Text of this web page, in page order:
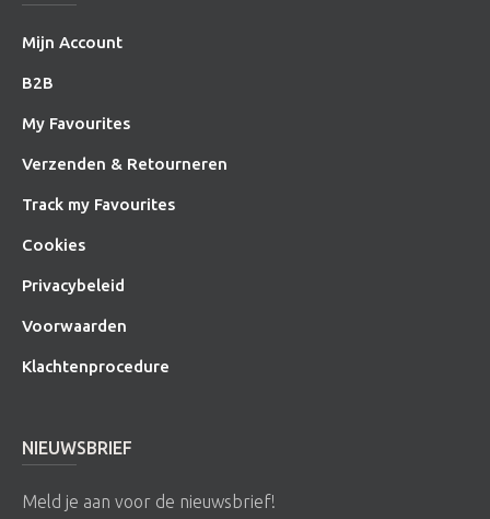
Mijn Account
B2B
My Favourites
Verzenden & Retourneren
Track my Favourites
Cookies
Privacybeleid
Voorwaarden
Klachtenprocedure
NIEUWSBRIEF
Meld je aan voor de nieuwsbrief!